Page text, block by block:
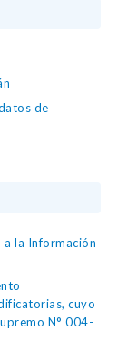
de
a la Información
cuyo
N° 004-